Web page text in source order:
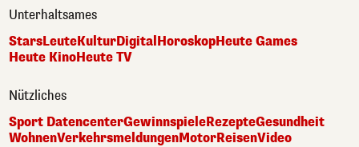
Unterhaltsames
StarsLeuteKulturDigitalHoroskopHeute Games
Heute KinoHeute TV
Nützliches
Sport DatencenterGewinnspieleRezepteGesundheit
WohnenVerkehrsmeldungenMotorReisenVideo